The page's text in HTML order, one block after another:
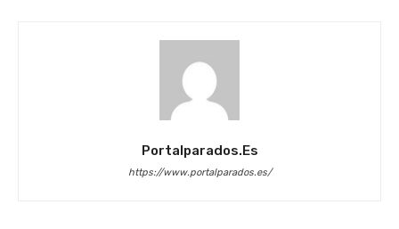
Portalparados.es
https://www.portalparados.es/